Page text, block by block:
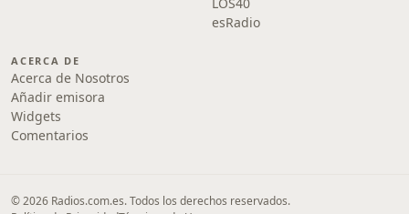
esRadio
ACERCA DE
Acerca de Nosotros
Añadir emisora
Widgets
Comentarios
© 2026 Radios.com.es. Todos los derechos reservados.